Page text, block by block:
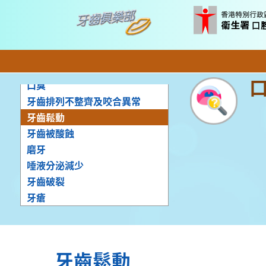
口腔組織及牙齒碰傷
牙齒刺痛、牙齦疼痛
牙骹疼痛
口臭
牙齒排列不整齊及咬合異常
牙齒鬆動
牙齒被酸蝕
磨牙
唾液分泌減少
牙齒破裂
牙瘡
牙齒鬆動